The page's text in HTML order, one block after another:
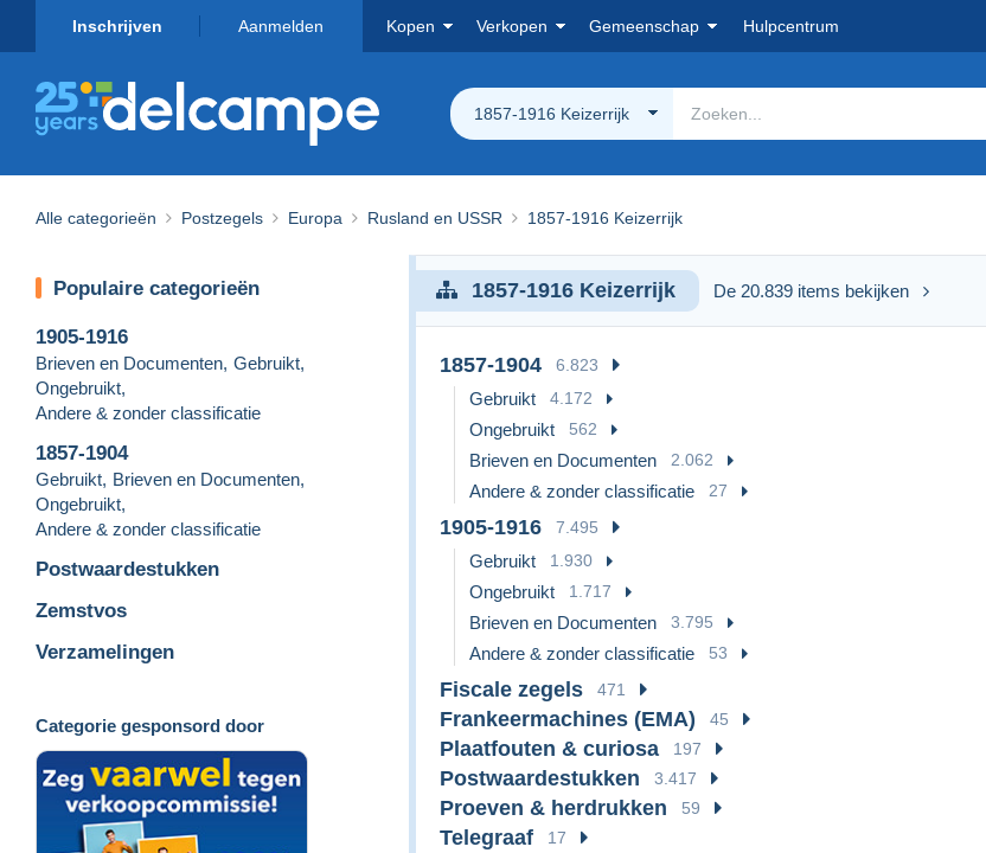
Inschrijven Aanmelden Kopen Verkopen Gemeenschap Hulpcentrum
1857-1916 Keizerrijk
Alle categorieën Postzegels Europa Rusland en USSR 1857-1916 Keizerrijk
Populaire categorieën
1905-1916
Brieven en Documenten, Gebruikt,
Ongebruikt,
Andere & zonder classificatie
1857-1904
Gebruikt, Brieven en Documenten,
Ongebruikt,
Andere & zonder classificatie
Postwaardestukken
Zemstvos
Verzamelingen
Categorie gesponsord door
1857-1916 Keizerrijk De 20.839 items bekijken
1857-1904 6.823
Gebruikt 4.172
Ongebruikt 562
Brieven en Documenten 2.062
Andere & zonder classificatie 27
1905-1916 7.495
Gebruikt 1.930
Ongebruikt 1.717
Brieven en Documenten 3.795
Andere & zonder classificatie 53
Fiscale zegels 471
Frankeermachines (EMA) 45
Plaatfouten & curiosa 197
Postwaardestukken 3.417
Proeven & herdrukken 59
Telegraaf 17